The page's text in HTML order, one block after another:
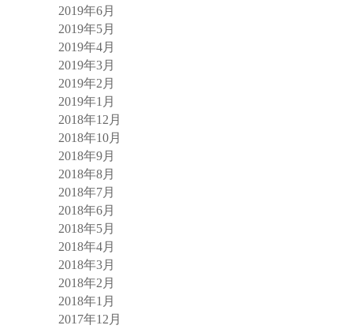
2019年6月
2019年5月
2019年4月
2019年3月
2019年2月
2019年1月
2018年12月
2018年10月
2018年9月
2018年8月
2018年7月
2018年6月
2018年5月
2018年4月
2018年3月
2018年2月
2018年1月
2017年12月